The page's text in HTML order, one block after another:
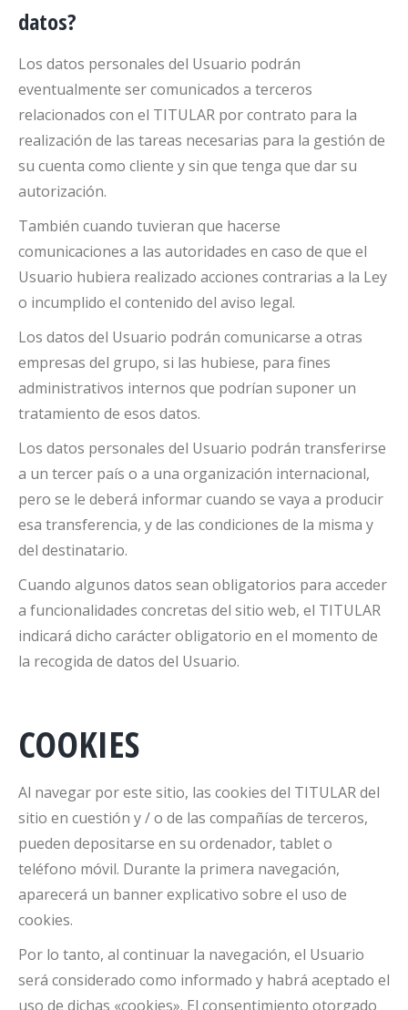
datos?
Los datos personales del Usuario podrán
eventualmente ser comunicados a terceros
relacionados con el TITULAR por contrato para la
realización de las tareas necesarias para la gestión de
su cuenta como cliente y sin que tenga que dar su
autorización.
También cuando tuvieran que hacerse
comunicaciones a las autoridades en caso de que el
Usuario hubiera realizado acciones contrarias a la Ley
o incumplido el contenido del aviso legal.
Los datos del Usuario podrán comunicarse a otras
empresas del grupo, si las hubiese, para fines
administrativos internos que podrían suponer un
tratamiento de esos datos.
Los datos personales del Usuario podrán transferirse
a un tercer país o a una organización internacional,
pero se le deberá informar cuando se vaya a producir
esa transferencia, y de las condiciones de la misma y
del destinatario.
Cuando algunos datos sean obligatorios para acceder
a funcionalidades concretas del sitio web, el TITULAR
indicará dicho carácter obligatorio en el momento de
la recogida de datos del Usuario.
COOKIES
Al navegar por este sitio, las cookies del TITULAR del
sitio en cuestión y / o de las compañías de terceros,
pueden depositarse en su ordenador, tablet o
teléfono móvil. Durante la primera navegación,
aparecerá un banner explicativo sobre el uso de
cookies.
Por lo tanto, al continuar la navegación, el Usuario
será considerado como informado y habrá aceptado el
uso de dichas «cookies». El consentimiento otorgado